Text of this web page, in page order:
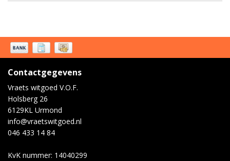
Contactgegevens
Vraets witgoed V.O.F.
Holsberg 26
6129KL Urmond
info@vraetswitgoed.nl
046 433 14 84
KvK nummer: 14040299